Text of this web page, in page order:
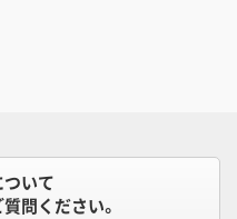
いて
問ください。